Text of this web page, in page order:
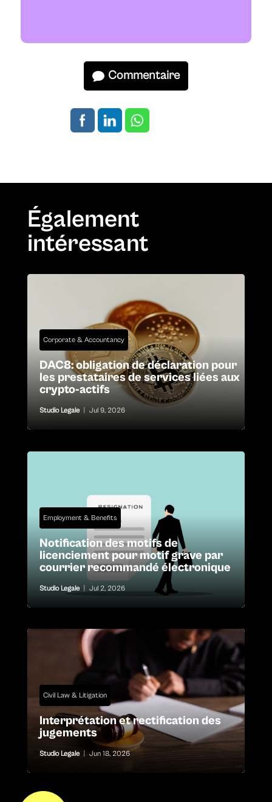
Commentaire
Également
intéressant
Corporate & Accountancy
DAC8: obligation de déclaration pour
les prestataires de services liées aux
crypto-actifs
Studio Legale Jul 9, 2026
Employment & Benefits
Notification des motifs de
licenciement pour motif grave par
courrier recommandé électronique
Studio Legale Jul 2, 2026
Civil Law & Litigation
Interprétation et rectification des
jugements
Studio Legale Jun 18, 2026